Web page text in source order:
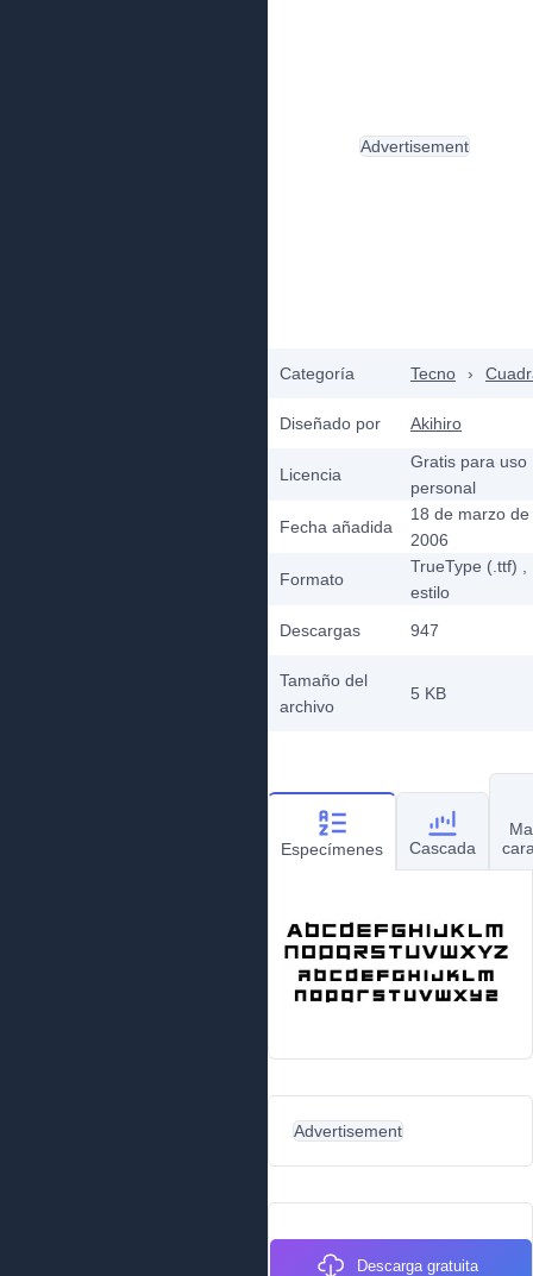
Categoría Tecno ›
Diseñado por Akihiro
Licencia
Gratis para uso
personal
Fecha añadida
18 de marzo de
2006
Formato
TrueType (.ttf)
estilo
Descargas
947
Tamaño del
archivo
5 KB
Advertisement
Especímenes Cascada
Advertisement
Descarga gratuita